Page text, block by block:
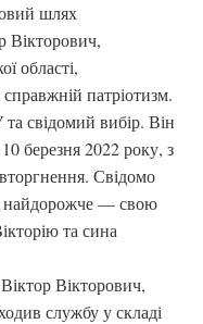
шлях
області,
патріотизм.
свідомий вибір. Він
березня 2022 року, з
Свідомо
найдорожче — свою
та сина
Вікторович,
службу у складі